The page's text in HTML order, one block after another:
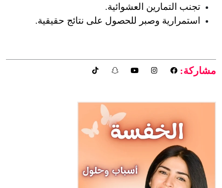
تجنب التمارين العشوائية.
استمرارية وصبر للحصول على نتائج حقيقية.
مشاركة: